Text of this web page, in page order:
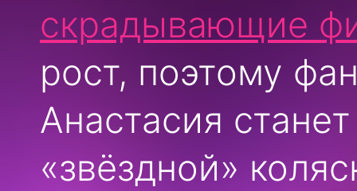
скрадывающие
рост, поэтому
Анастасия
«звёздной»